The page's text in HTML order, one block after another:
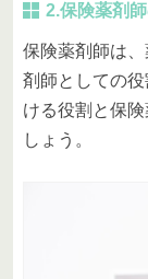
2.保険薬剤
保険薬剤師は
剤師としての
ける役割と保
しょう。